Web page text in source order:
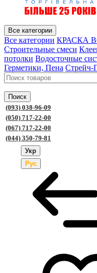
Все категории
Все категории КРАСКА
Строительные смеси
потолки Водосточные
Герметики, Пена Стрейч-
Поиск
(093) 038-96-09
(050) 717-22-00
(067) 717-22-00
(044) 350-79-81
Укр
Рус